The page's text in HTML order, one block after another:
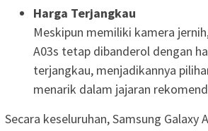
Harga Terjangkau
Meskipun memiliki kamera
A03s tetap dibanderol dengan
terjangkau, menjadikannya
menarik dalam jajaran
Secara keseluruhan, Samsung Galaxy